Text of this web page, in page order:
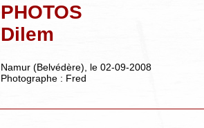
PHOTOS
Dilem
Namur (Belvédère), le 02-09-2008
Photographe : Fred